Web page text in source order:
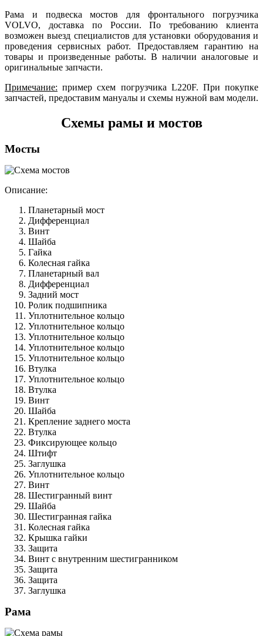
Рама и подвеска мостов для фронтального погрузчика
VOLVO, доставка по России. По требованию клиента
возможен выезд специалистов для установки оборудования и
проведения сервисных работ. Предоставляем гарантию на
товары и произведенные работы. В наличии аналоговые и
оригинальные запчасти.
Примечание: пример схем погрузчика L220F. При покупке
запчастей, предоставим мануалы и схемы нужной вам модели.
Схемы рамы и мостов
Мосты
Описание:
Планетарный мост
Дифференциал
Винт
Шайба
Гайка
Колесная гайка
Планетарный вал
Дифференциал
Задний мост
Ролик подшипника
Уплотнительное кольцо
Уплотнительное кольцо
Уплотнительное кольцо
Уплотнительное кольцо
Уплотнительное кольцо
Втулка
Уплотнительное кольцо
Втулка
Винт
Шайба
Крепление заднего моста
Втулка
Фиксирующее кольцо
Штифт
Заглушка
Уплотнительное кольцо
Винт
Шестигранный винт
Шайба
Шестигранная гайка
Колесная гайка
Крышка гайки
Защита
Винт с внутренним шестигранником
Защита
Защита
Заглушка
Рама